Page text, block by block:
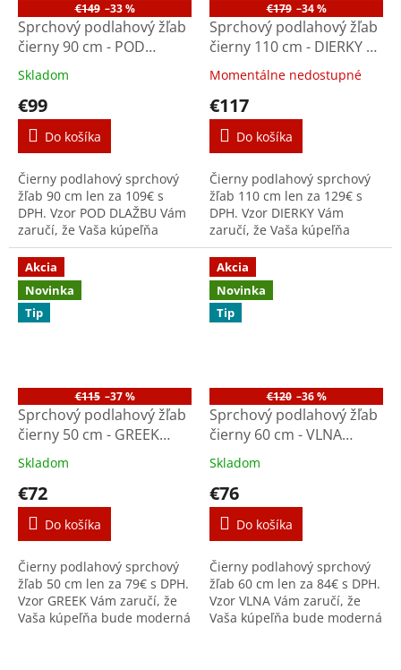
€149 –33 %
Sprchový podlahový žľab
čierny 90 cm - POD
DLAŽBU M9004B
Skladom
€99
Do košíka
Čierny podlahový sprchový
žľab 90 cm len za 109€ s
DPH. Vzor POD DLAŽBU Vám
zaručí, že Vaša kúpeľňa
bude moderná dlhé roky a
celonerezové prevedenie, že
Vám aj mnoho rokov vydrží.
€179 –34 %
Sprchový podlahový žľab
čierny 110 cm - DIERKY M
1102B
Momentálne nedostupné
€117
Do košíka
Čierny podlahový sprchový
žľab 110 cm len za 129€ s
DPH. Vzor DIERKY Vám
zaručí, že Vaša kúpeľňa
bude moderná dlhé roky a
celonerezové prevedenie, že
Vám aj mnoho rokov vydrží.
Akcia
Novinka
Tip
€115 –37 %
Sprchový podlahový žľab
čierny 50 cm - GREEK
M5003B
Skladom
€72
Do košíka
Čierny podlahový sprchový
žľab 50 cm len za 79€ s DPH.
Vzor GREEK Vám zaručí, že
Vaša kúpeľňa bude moderná
Akcia
Novinka
Tip
€120 –36 %
Sprchový podlahový žľab
čierny 60 cm - VLNA
M6001B
Skladom
€76
Do košíka
Čierny podlahový sprchový
žľab 60 cm len za 84€ s DPH.
Vzor VLNA Vám zaručí, že
Vaša kúpeľňa bude moderná